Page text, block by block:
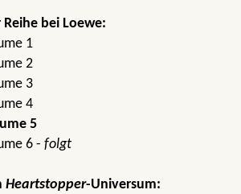
bei Loewe:
1
2
3
4
5
6 - folgt
Heartstopper-Universum: